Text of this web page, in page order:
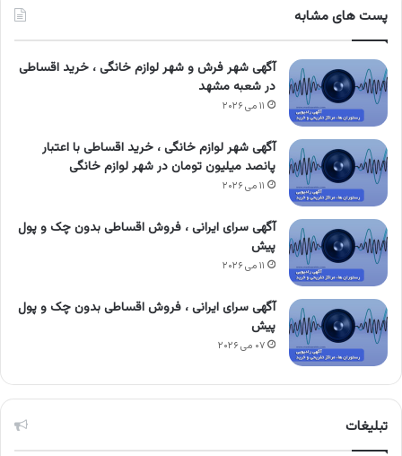
پست های مشابه
آگهی شهر فرش و شهر لوازم خانگی ، خرید اقساطی
در شعبه مشهد
۱۱ می ۲۰۲۶
آگهی شهر لوازم خانگی ، خرید اقساطی با اعتبار
پانصد میلیون تومان در شهر لوازم خانگی
۱۱ می ۲۰۲۶
آگهی سرای ایرانی ، فروش اقساطی بدون چک و پول
پیش
۱۱ می ۲۰۲۶
آگهی سرای ایرانی ، فروش اقساطی بدون چک و پول
پیش
۰۷ می ۲۰۲۶
تبلیغات